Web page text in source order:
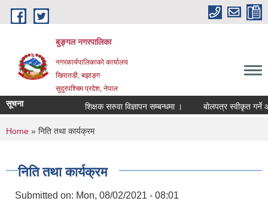
Skip to main content
बुङ्गल नगरपालिका
नगरकार्यपालिकाको कार्यालय
खिरातडी, बझाङ्ग
सुदुरपश्चिम प्रदेश, नेपाल
सूचना शिक्षक सरुवा विज्ञापन सम्बन्धमा । बोलपत्र स्वीकृत गर्ने
You are here
Home » निति तथा कार्यक्रम
निति तथा कार्यक्रम
Submitted on: Mon, 08/02/2021 - 08:01